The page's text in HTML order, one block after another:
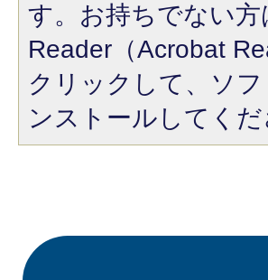
す。お持ちでない
Reader（Acrobat
クリックして、ソ
ンストールしてくだ